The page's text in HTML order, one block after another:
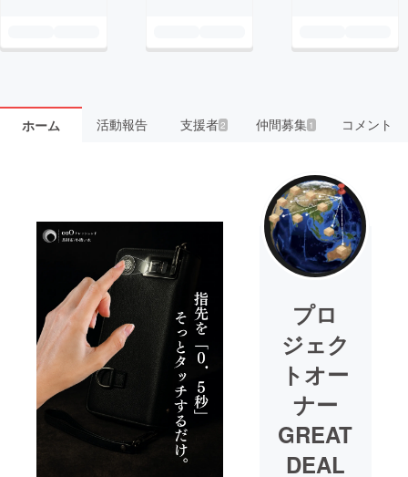
ホーム 活動報告 支援者 2 仲間募集 1 コメント
プロ
ジェク
トオー
ナー
GREAT
DEAL